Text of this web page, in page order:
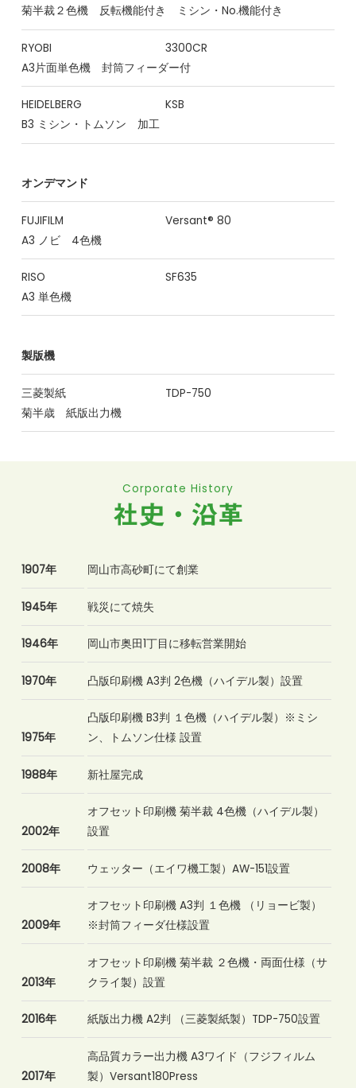
菊半裁２色機 反転機能付き ミシン・No.機能付き
RYOBI
3300CR
A3片面単色機 封筒フィーダー付
HEIDELBERG
KSB
B3 ミシン・トムソン 加工
オンデマンド
FUJIFILM
Versant® 80
A3 ノビ 4色機
RISO
SF635
A3 単色機
製版機
三菱製紙
TDP-750
菊半歳 紙版出力機
Corporate History
社史・沿革
1907年 岡山市高砂町にて創業
1945年 戦災にて焼失
1946年 岡山市奥田1丁目に移転営業開始
1970年 凸版印刷機 A3判 2色機（ハイデル製）設置
1975年
凸版印刷機 B3判 １色機（ハイデル製）※ミシ
ン、トムソン仕様 設置
1988年 新社屋完成
2002年
オフセット印刷機 菊半裁 4色機（ハイデル製）
設置
2008年 ウェッター（エイワ機工製）AW-151設置
2009年
オフセット印刷機 A3判 １色機 （リョービ製）
※封筒フィーダ仕様設置
2013年
オフセット印刷機 菊半裁 ２色機・両面仕様（サ
クライ製）設置
2016年 紙版出力機 A2判 （三菱製紙製）TDP-750設置
2017年
高品質カラー出力機 A3ワイド（フジフィルム
製）Versant180Press